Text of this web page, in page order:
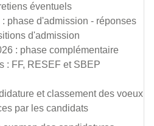
éventuels
phase d'admission - réponses
d'admission
: phase complémentaire
: FF, RESEF et SBEP
et classement des voeux
par les candidats